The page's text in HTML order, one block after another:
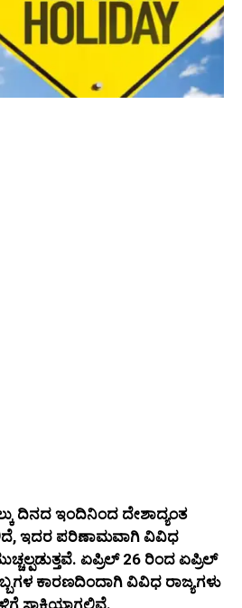
ದಿನದ ಇಂದಿನಿಂದ ದೇಶಾದ್ಯಂತ
ಇದರ ಪರಿಣಾಮವಾಗಿ ವಿವಿಧ
ಏಪ್ರಿಲ್ 26 ರಿಂದ ಏಪ್ರಿಲ್
ಕಾರಣದಿಂದಾಗಿ ವಿವಿಧ ರಾಜ್ಯಗಳು
ಸಾಕ್ಷಿಯಾಗಲಿವೆ.